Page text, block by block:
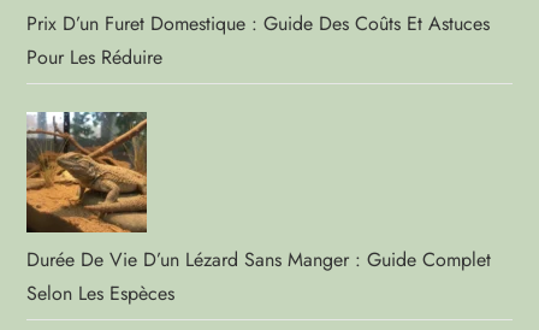
Prix D’un Furet Domestique : Guide Des Coûts Et Astuces
Pour Les Réduire
Durée De Vie D’un Lézard Sans Manger : Guide Complet
Selon Les Espèces